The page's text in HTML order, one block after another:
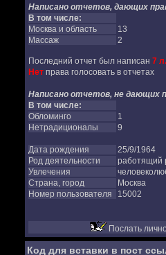
Написано отчетов, дающих
В том числе:
Москва и область
13
Массаж
2
Последний отчет был написан 7
Нетправа голосовать в отчетах
Написано отчетов, не дающих
В том числе:
Обломинго
1
Нетрадиционалы
9
Дата рождения
25/9/1964
Род деятельности
работящий
Увлечения
Страна, город
Москва
Номер пользователя
15002
Послать
Код для вставки в пост